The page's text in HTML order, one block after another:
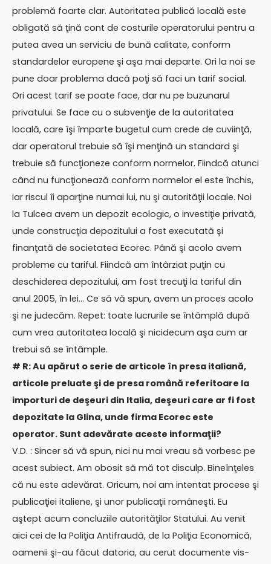
problemă foarte clar. Autoritatea publică locală este
obligată să ţină cont de costurile operatorului pentru a
putea avea un serviciu de bună calitate, conform
standardelor europene şi aşa mai departe. Ori la noi se
pune doar problema dacă poţi să faci un tarif social.
Ori acest tarif se poate face, dar nu pe buzunarul
privatului. Se face cu o subvenţie de la autoritatea
locală, care îşi împarte bugetul cum crede de cuviinţă,
dar operatorul trebuie să îşi menţină un standard şi
trebuie să funcţioneze conform normelor. Fiindcă atunci
când nu funcţionează conform normelor el este închis,
iar riscul îi aparţine numai lui, nu şi autorităţii locale. Noi
la Tulcea avem un depozit ecologic, o investiţie privată,
unde construcţia depozitului a fost executată şi
finanţată de societatea Ecorec. Până şi acolo avem
probleme cu tariful. Fiindcă am întârziat puţin cu
deschiderea depozitului, am fost trecuţi la tariful din
anul 2005, în lei… Ce să vă spun, avem un proces acolo
şi ne judecăm. Repet: toate lucrurile se întâmplă după
cum vrea autoritatea locală şi nicidecum aşa cum ar
trebui să se întâmple.
# R: Au apărut o serie de articole în presa italiană,
articole preluate şi de presa română referitoare la
importuri de deşeuri din Italia, deşeuri care ar fi fost
depozitate la Glina, unde firma Ecorec este
operator. Sunt adevărate aceste informaţii?
V.D. : Sincer să vă spun, nici nu mai vreau să vorbesc pe
acest subiect. Am obosit să mă tot disculp. Bineînţeles
că nu este adevărat. Oricum, noi am intentat procese şi
publicaţiei italiene, şi unor publicaţii româneşti. Eu
aştept acum concluziile autorităţilor Statului. Au venit
aici cei de la Poliţia Antifraudă, de la Poliţia Economică,
oamenii şi-au făcut datoria, au cerut documente vis-